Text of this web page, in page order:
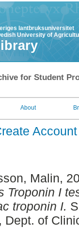
lantbruksuniversitet
University of
for Student
About
Account
Malin,
Troponin I
troponin I.
Dept. of